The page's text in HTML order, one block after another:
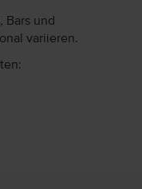
Bars und
variieren.